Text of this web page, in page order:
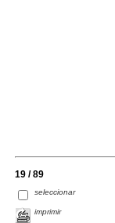
19 / 89
seleccionar
imprimir